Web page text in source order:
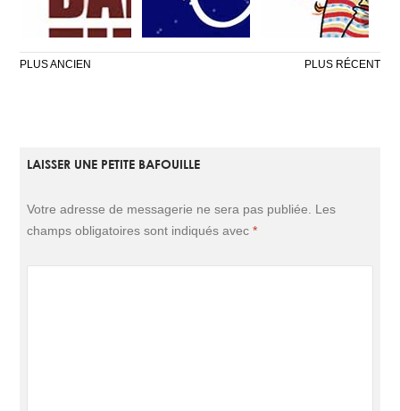
NAVIGATION
PLUS ANCIEN PLUS RÉCENT
LAISSER UNE PETITE BAFOUILLE
Votre adresse de messagerie ne sera pas publiée.
Les
champs obligatoires sont indiqués avec*